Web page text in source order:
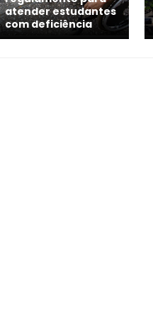
atender estudantes
com deficiência